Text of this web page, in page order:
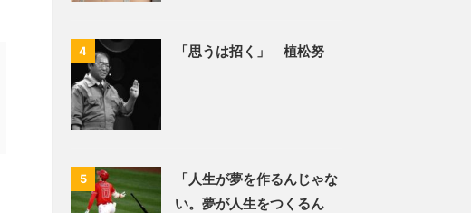
4 「思うは招く」 植松努
5
「人生が夢を作るんじゃな
い。夢が人生をつくるん